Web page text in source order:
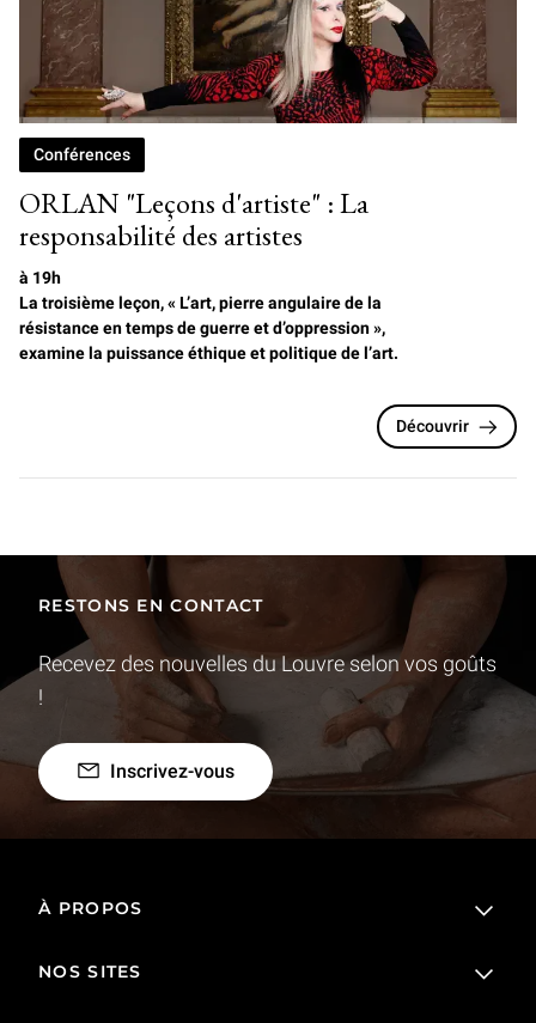
ORLAN "Leçons d'artiste" : La
responsabilité des artistes
Conférences
à 19h
La troisième leçon, « L’art, pierre angulaire de la
résistance en temps de guerre et d’oppression »,
examine la puissance éthique et politique de l’art.
Découvrir
RESTONS EN CONTACT
Recevez des nouvelles du Louvre selon vos goûts
!
Inscrivez-vous
À PROPOS
L'établissement public
NOS SITES